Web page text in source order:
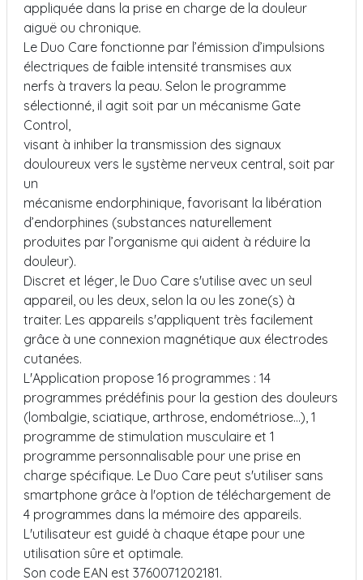
appliquée dans la prise en charge de la douleur
aiguë ou chronique.
Le Duo Care fonctionne par l’émission d’impulsions
électriques de faible intensité transmises aux
nerfs à travers la peau. Selon le programme
sélectionné, il agit soit par un mécanisme Gate
Control,
visant à inhiber la transmission des signaux
douloureux vers le système nerveux central, soit par
un
mécanisme endorphinique, favorisant la libération
d’endorphines (substances naturellement
produites par l’organisme qui aident à réduire la
douleur).
Discret et léger, le Duo Care s'utilise avec un seul
appareil, ou les deux, selon la ou les zone(s) à
traiter. Les appareils s'appliquent très facilement
grâce à une connexion magnétique aux électrodes
cutanées.
L'Application propose 16 programmes : 14
programmes prédéfinis pour la gestion des douleurs
(lombalgie, sciatique, arthrose, endométriose...), 1
programme de stimulation musculaire et 1
programme personnalisable pour une prise en
charge spécifique. Le Duo Care peut s'utiliser sans
smartphone grâce à l'option de téléchargement de
4 programmes dans la mémoire des appareils.
L'utilisateur est guidé à chaque étape pour une
utilisation sûre et optimale.
Son code EAN est 3760071202181.